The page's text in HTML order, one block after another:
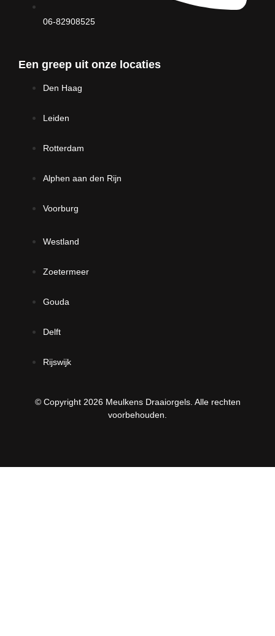
06-82908525
Een greep uit onze locaties
Den Haag
Leiden
Rotterdam
Alphen aan den Rijn
Voorburg
Westland
Zoetermeer
Gouda
Delft
Rijswijk
© Copyright 2026 Meulkens Draaiorgels. Alle rechten
voorbehouden.